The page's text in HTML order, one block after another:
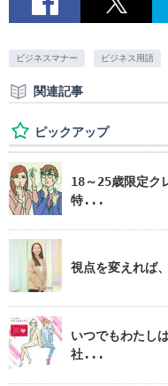
ビジネスマナー ビジネス用語
関連記事
ピックアップ
18～25歳限定ク
特...
視点を変えれば
いつでもわたし
社...